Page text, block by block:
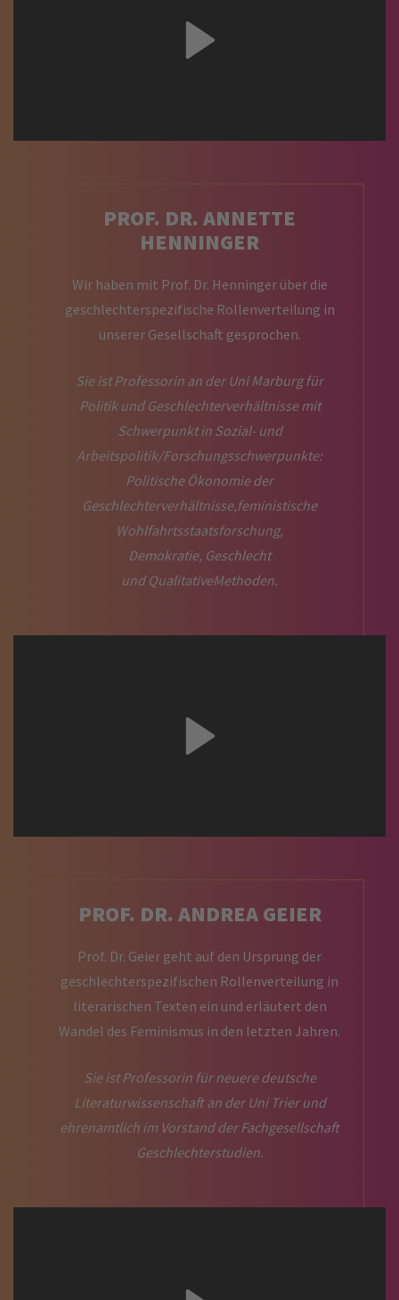
PROF. DR. ANNETTE
HENNINGER
Wir haben mit Prof. Dr. Henninger über die
geschlechterspezifische Rollenverteilung in
unserer Gesellschaft gesprochen.
Sie ist Professorin an der Uni Marburg für
Politik und Geschlechterverhältnisse mit
Schwerpunkt in Sozial- und
Arbeitspolitik/Forschungsschwerpunkte:
Politische Ökonomie der
Geschlechterverhältnisse,feministische
Wohlfahrtsstaatsforschung,
Demokratie, Geschlecht
und QualitativeMethoden.
PROF. DR. ANDREA GEIER
Prof. Dr. Geier geht auf den Ursprung der
geschlechterspezifischen Rollenverteilung in
literarischen Texten ein und erläutert den
Wandel des Feminismus in den letzten Jahren.
Sie ist Professorin für neuere deutsche
Literaturwissenschaft an der Uni Trier und
ehrenamtlich im Vorstand der Fachgesellschaft
Geschlechterstudien.